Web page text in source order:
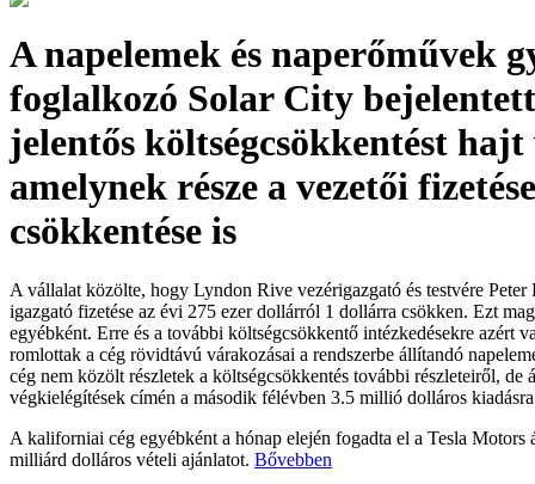
A napelemek és naperőművek
foglalkozó Solar City
jelentős költségcsökkentést hajt
amelynek része a vezetői
csökkentése is
A vállalat közölte, hogy Lyndon Rive vezérigazgató és testvére
igazgató fizetése az évi 275 ezer dollárról 1 dollárra csökken. Ezt
egyébként. Erre és a további költségcsökkentő intézkedésekre azért
romlottak a cég rövidtávú várakozásai a rendszerbe állítandó
cég nem közölt részletek a költségcsökkentés további részleteiről, de
végkielégítések címén a második félévben 3.5 millió dolláros
A kaliforniai cég egyébként a hónap elején fogadta el a Tesla Motors
milliárd dolláros vételi ajánlatot. Bővebben